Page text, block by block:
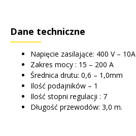
Dane techniczne
Napięcie zasilające: 400 V – 10A
Zakres mocy : 15 – 200 A
Średnica drutu: 0,6 – 1,0mm
Ilość podajników – 1
Ilość stopni regulacji : 7
Długość przewodów: 3,0 m.